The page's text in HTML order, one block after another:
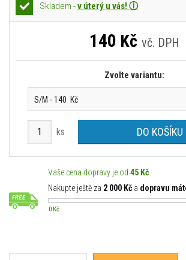
Skladem -v úterý u vás! ⓘ
140 Kč vč. DPH
Zvolte variantu:
S/M - 140 Kč
ks DO KOŠÍKU
Vaše cena dopravy je od 45 Kč
Nakupte ještě za 2 000 Kč a dopravu
0 Kč